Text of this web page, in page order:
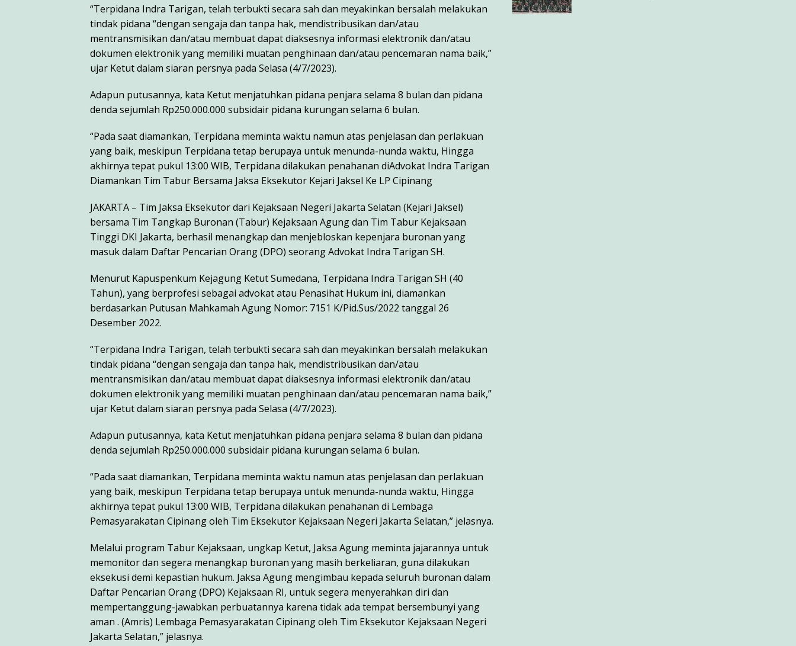
“Terpidana Indra Tarigan, telah terbukti secara sah dan meyakinkan bersalah melakukan
tindak pidana “dengan sengaja dan tanpa hak, mendistribusikan dan/atau
mentransmisikan dan/atau membuat dapat diaksesnya informasi elektronik dan/atau
dokumen elektronik yang memiliki muatan penghinaan dan/atau pencemaran nama baik,”
ujar Ketut dalam siaran persnya pada Selasa (4/7/2023).
Adapun putusannya, kata Ketut menjatuhkan pidana penjara selama 8 bulan dan pidana
denda sejumlah Rp250.000.000 subsidair pidana kurungan selama 6 bulan.
“Pada saat diamankan, Terpidana meminta waktu namun atas penjelasan dan perlakuan
yang baik, meskipun Terpidana tetap berupaya untuk menunda-nunda waktu, Hingga
akhirnya tepat pukul 13:00 WIB, Terpidana dilakukan penahanan diAdvokat Indra Tarigan
Diamankan Tim Tabur Bersama Jaksa Eksekutor Kejari Jaksel Ke LP Cipinang
JAKARTA – Tim Jaksa Eksekutor dari Kejaksaan Negeri Jakarta Selatan (Kejari Jaksel)
bersama Tim Tangkap Buronan (Tabur) Kejaksaan Agung dan Tim Tabur Kejaksaan
Tinggi DKI Jakarta, berhasil menangkap dan menjebloskan kepenjara buronan yang
masuk dalam Daftar Pencarian Orang (DPO) seorang Advokat Indra Tarigan SH.
Menurut Kapuspenkum Kejagung Ketut Sumedana, Terpidana Indra Tarigan SH (40
Tahun), yang berprofesi sebagai advokat atau Penasihat Hukum ini, diamankan
berdasarkan Putusan Mahkamah Agung Nomor: 7151 K/Pid.Sus/2022 tanggal 26
Desember 2022.
“Terpidana Indra Tarigan, telah terbukti secara sah dan meyakinkan bersalah melakukan
tindak pidana “dengan sengaja dan tanpa hak, mendistribusikan dan/atau
mentransmisikan dan/atau membuat dapat diaksesnya informasi elektronik dan/atau
dokumen elektronik yang memiliki muatan penghinaan dan/atau pencemaran nama baik,”
ujar Ketut dalam siaran persnya pada Selasa (4/7/2023).
Adapun putusannya, kata Ketut menjatuhkan pidana penjara selama 8 bulan dan pidana
denda sejumlah Rp250.000.000 subsidair pidana kurungan selama 6 bulan.
“Pada saat diamankan, Terpidana meminta waktu namun atas penjelasan dan perlakuan
yang baik, meskipun Terpidana tetap berupaya untuk menunda-nunda waktu, Hingga
akhirnya tepat pukul 13:00 WIB, Terpidana dilakukan penahanan di Lembaga
Pemasyarakatan Cipinang oleh Tim Eksekutor Kejaksaan Negeri Jakarta Selatan,” jelasnya.
Melalui program Tabur Kejaksaan, ungkap Ketut, Jaksa Agung meminta jajarannya untuk
memonitor dan segera menangkap buronan yang masih berkeliaran, guna dilakukan
eksekusi demi kepastian hukum. Jaksa Agung mengimbau kepada seluruh buronan dalam
Daftar Pencarian Orang (DPO) Kejaksaan RI, untuk segera menyerahkan diri dan
mempertanggung-jawabkan perbuatannya karena tidak ada tempat bersembunyi yang
aman . (Amris) Lembaga Pemasyarakatan Cipinang oleh Tim Eksekutor Kejaksaan Negeri
Jakarta Selatan,” jelasnya.